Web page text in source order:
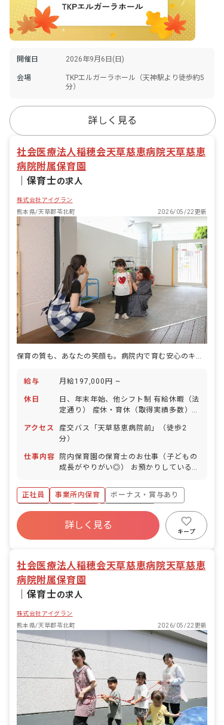
開催日 2026年9月6日(日)
会場
TKPエルガーラホール（天神駅より徒歩約5
分）
詳しく見る
社会医療法人稲穂会天草慈恵病院天草慈恵
病院附属保育園
保育士の求人
株式会社アイグラン
熊本県/天草郡苓北町
2026/05/22更新
保育の質も、あなたの笑顔も。病院内で育む安心のキャリア
給与 月給197,000円 ~
休日
日、年末年始、他シフト制 有給休暇（法
定通り） 産休・育休（取得実績多数）
アクセス
産交バス「天草慈恵病院前」（徒歩2
分）
仕事内容
院内保育園の保育士のお仕事（子どもの
成長がやりがい◎） お預かりしている子
食事・睡眠・排泄・清潔・衣類の着脱等
・集団生活を通じた社会性の装着 ・行事
の計画・実行、お知らせの作成
正社員 事業所内保育
ボーナス・賞与あり
社会保険完備
有給
福利厚生充実
昇給昇進あり
産休育休制度
詳しく見る
キープ
社会医療法人稲穂会天草慈恵病院天草慈恵
病院附属保育園
保育士の求人
株式会社アイグラン
熊本県/天草郡苓北町
2026/05/22更新